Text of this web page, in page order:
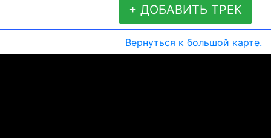
+ ДОБАВИТЬ ТРЕК
Вернуться к большой карте.